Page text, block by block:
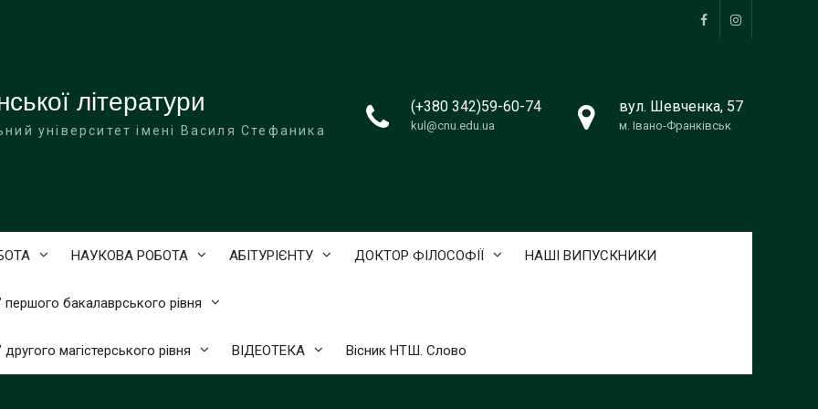
FacebookInstagram
літератури
університет імені Василя Стефаника
(+380 342)59-60-74
kul@cnu.edu.ua
вул. Шевченка, 57
м. Івано-Франківськ
НАУКОВА РОБОТА АБІТУРІЄНТУ ДОКТОР ФІЛОСОФІЇ НАШІ ВИПУСКНИКИ
першого бакалаврського рівня
магістерського рівня ВІДЕОТЕКА Вісник НТШ. Слово